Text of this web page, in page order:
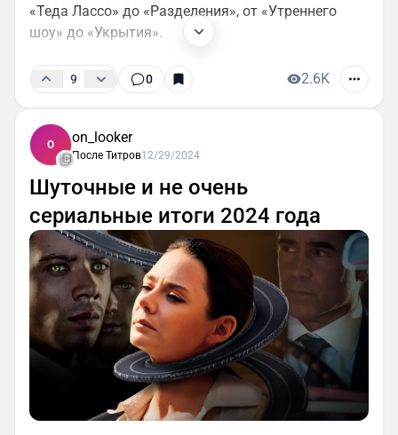
«Теда Лассо» до «Разделения», от «Утреннего
шоу» до «Укрытия».
9 0 2.6K
O on_looker
После Титров12/29/2024
Шуточные и не очень
сериальные итоги 2024 года